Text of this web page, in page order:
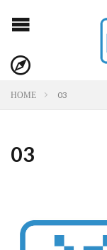
HOME 03
03